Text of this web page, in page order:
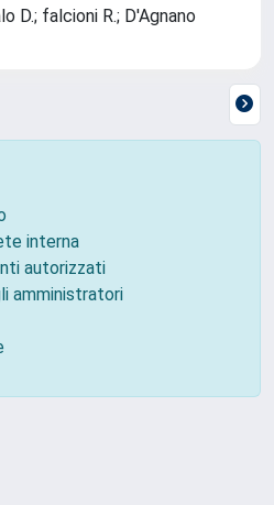
D.; falcioni R.; D'Agnano
interna
autorizzati
amministratori